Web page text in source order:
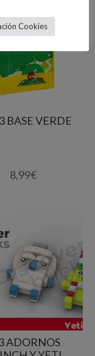
BASE VERDE
8,99€
ADORNOS
Cookies